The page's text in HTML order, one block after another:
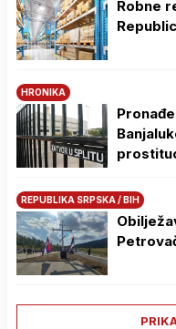
Robne
HRONIKA
REPUBLIKA SRPSKA / BIH